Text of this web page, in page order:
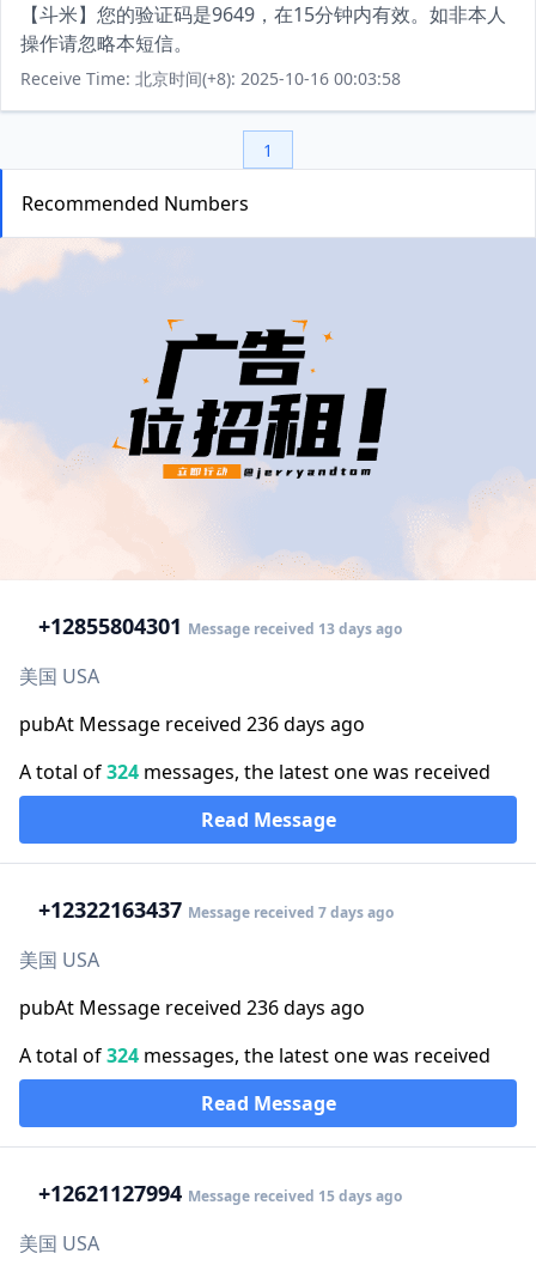
【斗米】您的验证码是9649，在15分钟内有效。如非本人
操作请忽略本短信。
Receive Time: 北京时间(+8): 2025-10-16 00:03:58
1
Recommended Numbers
+12855804301 Message received 13 days ago
美国 USA
pubAt Message received 236 days ago
A total of324 messages, the latest one was received
Read Message
+12322163437 Message received 7 days ago
美国 USA
pubAt Message received 236 days ago
A total of324 messages, the latest one was received
Read Message
+12621127994 Message received 15 days ago
美国 USA